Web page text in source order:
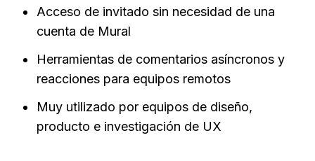
Acceso de invitado sin necesidad de una
cuenta de Mural
Herramientas de comentarios asíncronos y
reacciones para equipos remotos
Muy utilizado por equipos de diseño,
producto e investigación de UX